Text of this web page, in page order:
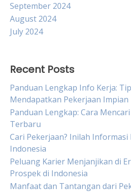
September 2024
August 2024
July 2024
Recent Posts
Panduan Lengkap Info Kerja:
Mendapatkan Pekerjaan Impian
Panduan Lengkap: Cara
Terbaru
Cari Pekerjaan? Inilah
Indonesia
Peluang Karier Menjanjikan di
Prospek di Indonesia
Manfaat dan Tantangan dari